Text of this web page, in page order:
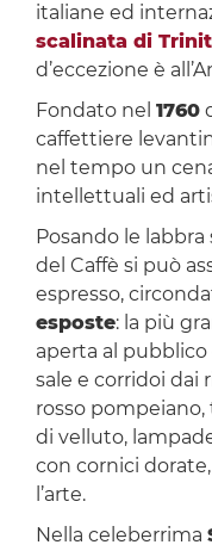
italiane ed
scalinata di
d’eccezione è
Fondato nel 1760
caffettiere
nel tempo un
intellettuali ed
Posando le
del Caffè si può
espresso,
esposte: la più
aperta al
sale e corridoi dai
rosso
di velluto,
con cornici
l’arte.
Nella celeberrima